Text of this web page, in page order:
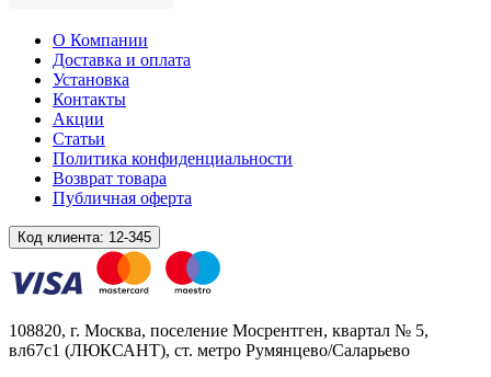
О Компании
Доставка и оплата
Установка
Контакты
Акции
Статьи
Политика конфиденциальности
Возврат товара
Публичная оферта
Код клиента: 12-345
108820, г. Москва, поселение Мосрентген, квартал № 5,
вл67с1 (ЛЮКСАНТ), ст. метро Румянцево/Саларьево